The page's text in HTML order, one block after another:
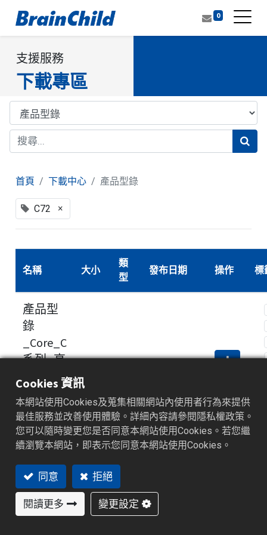
0
支援服務
下載專區
首頁 下載中心 產品型錄
C72 ×
名稱 大小
類
型
發布日期 操作 標
產品型
錄
_Core_C
系列_高
效能實
惠型程
序&溫度
控制器_
英文
MB
產品型
錄
_Core_C
Cookies 資訊
本網站使用Cookies及蒐集相關網站內使用者行為來提供
最佳服務並改善使用體驗。詳細內容請參閱隱私權政策。
您可以隨時變更您是否同意本網站使用Cookies。若您繼
續瀏覽本網站，即表示您同意本網站使用Cookies。
同意 拒絕
閱讀更多 變更設定